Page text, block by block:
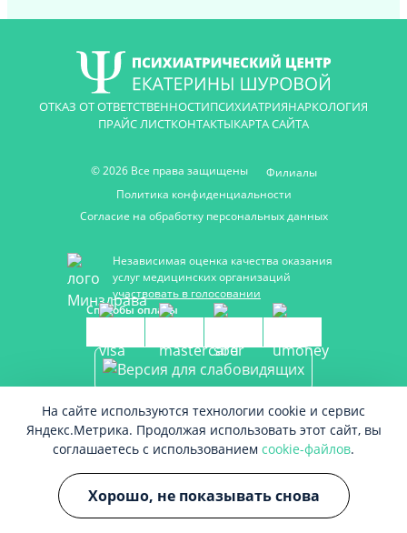
ОТКАЗ ОТ ОТВЕТСТВЕННОСТИПСИХИАТРИЯНАРКОЛОГИЯ
ПРАЙС ЛИСТКОНТАКТЫКАРТА САЙТА
© 2026 Все права защищены
Филиалы
Политика конфиденциальности
Согласие на обработку персональных данных
Независимая оценка качества оказания
услуг медицинских организаций
участвовать в голосовании
Способы оплаты
Вся информация на сайте не является публичной офертой, несёт
сугубо информационный характер, и не служит для постановки
Есть противопоказания, необходимо проконсультироваться с
врачом. Консультационные услуги, оказываемые по телефону,
мессенджерам и в соцсетях носят исключительно
На сайте используются технологии cookie и сервис
Яндекс.Метрика. Продолжая использовать этот сайт, вы
соглашаетесь с использованием cookie-файлов.
Хорошо, не показывать снова